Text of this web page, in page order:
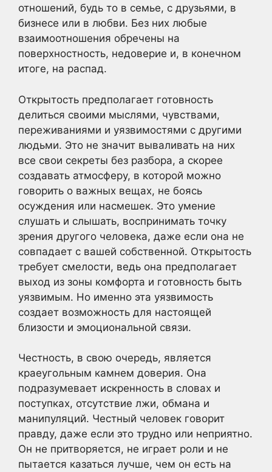
отношений, будь то в семье, с друзьями, в
бизнесе или в любви. Без них любые
взаимоотношения обречены на
поверхностность, недоверие и, в конечном
итоге, на распад.
Открытость предполагает готовность
делиться своими мыслями, чувствами,
переживаниями и уязвимостями с другими
людьми. Это не значит вываливать на них
все свои секреты без разбора, а скорее
создавать атмосферу, в которой можно
говорить о важных вещах, не боясь
осуждения или насмешек. Это умение
слушать и слышать, воспринимать точку
зрения другого человека, даже если она не
совпадает с вашей собственной. Открытость
требует смелости, ведь она предполагает
выход из зоны комфорта и готовность быть
уязвимым. Но именно эта уязвимость
создает возможность для настоящей
близости и эмоциональной связи.
Честность, в свою очередь, является
краеугольным камнем доверия. Она
подразумевает искренность в словах и
поступках, отсутствие лжи, обмана и
манипуляций. Честный человек говорит
правду, даже если это трудно или неприятно.
Он не притворяется, не играет роли и не
пытается казаться лучше, чем он есть на